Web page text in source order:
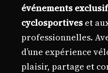
événements
cyclosportives et
professionnelles.
d’une expérience
plaisir, partage et